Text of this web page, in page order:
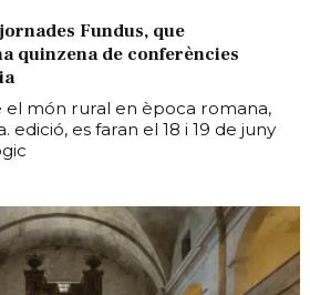
Fundus, que
quinzena de conferències
el món rural en època romana,
edició, es faran el 18 i 19 de juny